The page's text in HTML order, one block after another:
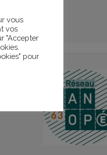
vous
vos
"Accepter
pour